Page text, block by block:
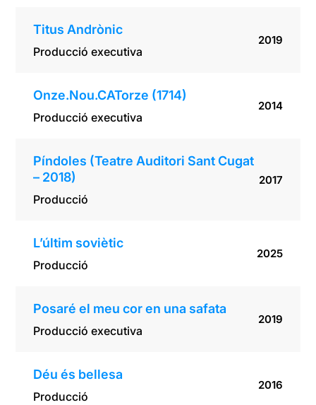
Titus Andrònic
Producció executiva
2019
Onze.Nou.CATorze (1714)
Producció executiva
2014
Píndoles (Teatre Auditori Sant Cugat
– 2018)
Producció
2017
L’últim soviètic
Producció
2025
Posaré el meu cor en una safata
Producció executiva
2019
Déu és bellesa
Producció
2016